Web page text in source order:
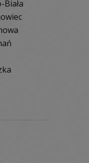
Biała